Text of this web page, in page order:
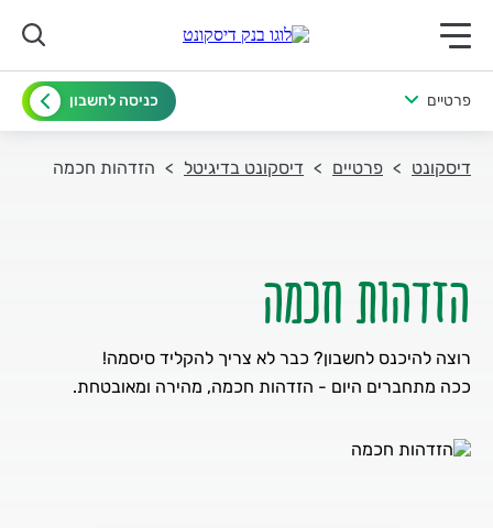
תפריט ראשי לנייד
פרטיים כניסה לחשבון
דיסקונט פרטיים דיסקונט בדיגיטל הזדהות חכמה
הזדהות חכמה
ככה מתחברים היום - הזדהות חכמה, מהירה ומאובטחת.